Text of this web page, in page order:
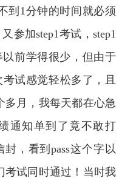
到 1 分钟的时间就必须
又参加step1 考试，step1
前学得很少，但由于
考试感觉轻松多了，且
多月，我每天都在心急
通知单到了竟不敢打
封，看到pass这个字以
考试同时通过！当时我